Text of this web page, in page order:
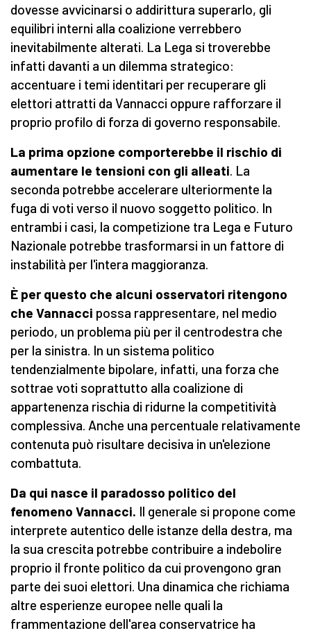
dovesse avvicinarsi o addirittura superarlo, gli
equilibri interni alla coalizione verrebbero
inevitabilmente alterati. La Lega si troverebbe
infatti davanti a un dilemma strategico:
accentuare i temi identitari per recuperare gli
elettori attratti da Vannacci oppure rafforzare il
proprio profilo di forza di governo responsabile.
La prima opzione comporterebbe il rischio di
aumentare le tensioni con gli alleati. La
seconda potrebbe accelerare ulteriormente la
fuga di voti verso il nuovo soggetto politico. In
entrambi i casi, la competizione tra Lega e Futuro
Nazionale potrebbe trasformarsi in un fattore di
instabilità per l'intera maggioranza.
È per questo che alcuni osservatori ritengono
che Vannacci possa rappresentare, nel medio
periodo, un problema più per il centrodestra che
per la sinistra. In un sistema politico
tendenzialmente bipolare, infatti, una forza che
sottrae voti soprattutto alla coalizione di
appartenenza rischia di ridurne la competitività
complessiva. Anche una percentuale relativamente
contenuta può risultare decisiva in un'elezione
combattuta.
Da qui nasce il paradosso politico del
fenomeno Vannacci. Il generale si propone come
interprete autentico delle istanze della destra, ma
la sua crescita potrebbe contribuire a indebolire
proprio il fronte politico da cui provengono gran
parte dei suoi elettori. Una dinamica che richiama
altre esperienze europee nelle quali la
frammentazione dell'area conservatrice ha